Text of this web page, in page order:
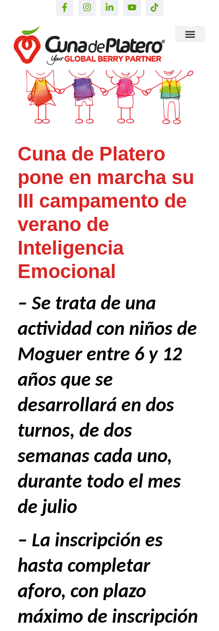
Cuna de Platero
pone en marcha su
III campamento de
verano de
Inteligencia
Emocional
– Se trata de una
actividad con niños de
Moguer entre 6 y 12
años que se
desarrollará en dos
turnos, de dos
semanas cada uno,
durante todo el mes
de julio
– La inscripción es
hasta completar
aforo, con plazo
máximo de inscripción